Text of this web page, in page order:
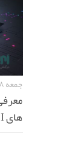
جمعه ۲۸ مهر ۰۲
های MSI